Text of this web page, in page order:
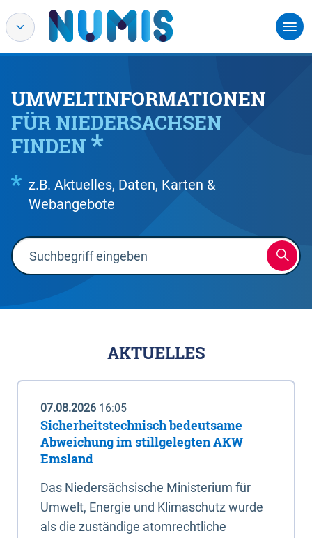
UMWELTINFORMATIONEN
FÜR NIEDERSACHSEN
FINDEN
z.B. Aktuelles, Daten, Karten &
Webangebote
AKTUELLES
07.08.2026 16:05
Sicherheitstechnisch bedeutsame
Abweichung im stillgelegten AKW
Emsland
Das Niedersächsische Ministerium für
Umwelt, Energie und Klimaschutz wurde
als die zuständige atomrechtliche